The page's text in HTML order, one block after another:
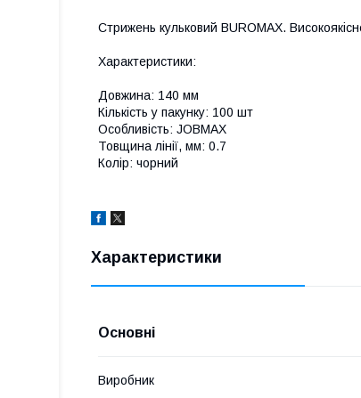
Стрижень кульковий BUROMAX.
Характеристики:
Довжина: 140 мм
Кількість у пакунку: 100 шт
Особливість: JOBMAX
Товщина лінії, мм: 0.7
Колір: чорний
Характеристики
Основні
Виробник